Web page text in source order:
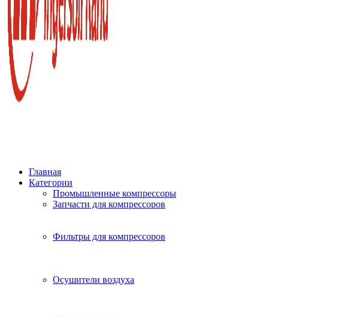
Главная
Категории
Промышленные компрессоры
Запчасти для компрессоров
Фильтры для компрессоров
Осушители воздуха